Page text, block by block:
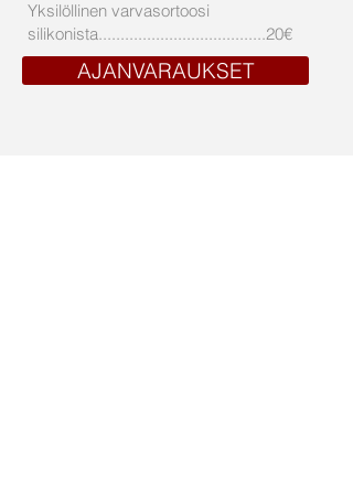
Yksilöllinen varvasortoosi
silikonista......................................20€
AJANVARAUKSET